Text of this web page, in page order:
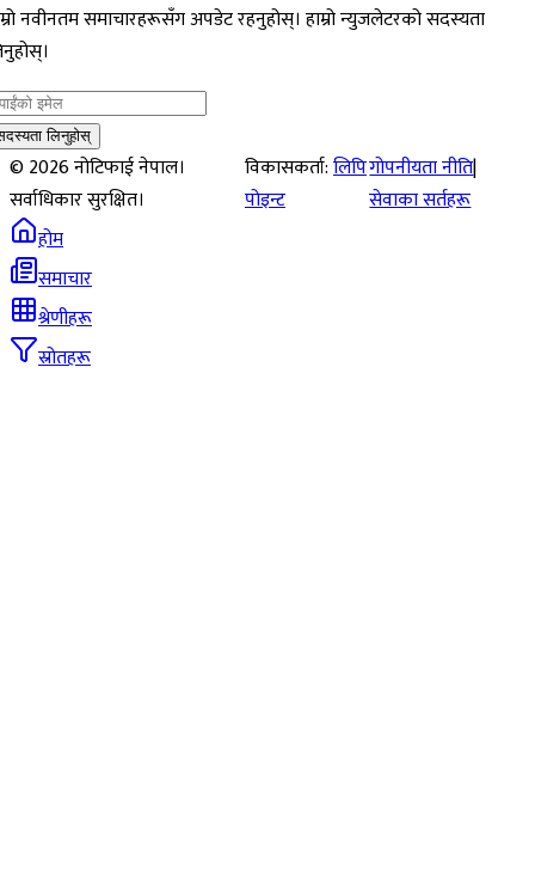
नवीनतम समाचारहरूसँग अपडेट रहनुहोस्। हाम्रो न्युजलेटरको सदस्यता
लिनुहोस्
©2026नोटिफाई नेपाल।
सर्वाधिकार सुरक्षित।
विकासकर्ता:लिपि
पोइन्ट
गोपनीयता नीति|
सेवाका सर्तहरू
होम
समाचार
श्रेणीहरू
स्रोतहरू